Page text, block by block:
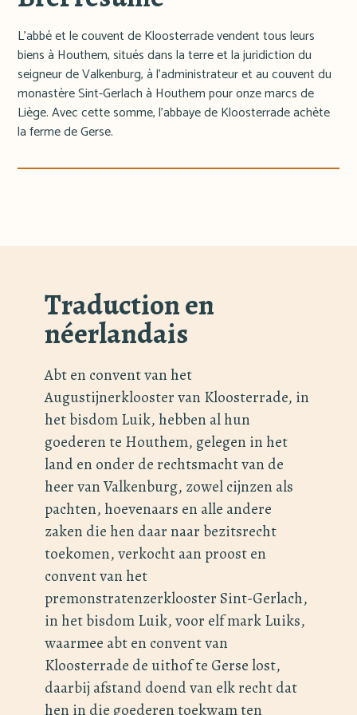
L'abbé et le couvent de Kloosterrade vendent tous leurs
biens à Houthem, situés dans la terre et la juridiction du
seigneur de Valkenburg, à l'administrateur et au couvent du
monastère Sint-Gerlach à Houthem pour onze marcs de
Liège. Avec cette somme, l'abbaye de Kloosterrade achète
la ferme de Gerse.
Traduction en
néerlandais
Abt en convent van het
Augustijnerklooster van Kloosterrade, in
het bisdom Luik, hebben al hun
goederen te Houthem, gelegen in het
land en onder de rechtsmacht van de
heer van Valkenburg, zowel cijnzen als
pachten, hoevenaars en alle andere
zaken die hen daar naar bezitsrecht
toekomen, verkocht aan proost en
convent van het
premonstratenzerklooster Sint-Gerlach,
in het bisdom Luik, voor elf mark Luiks,
waarmee abt en convent van
Kloosterrade de uithof te Gerse lost,
daarbij afstand doend van elk recht dat
hen in die goederen toekwam ten